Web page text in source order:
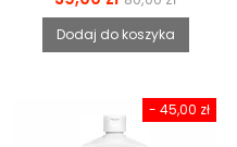
podstawowa
Dodaj do koszyka
- 45,00 zł